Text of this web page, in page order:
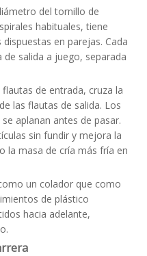
del tornillo de
habituales, tiene
en parejas. Cada
salida a juego, separada
de entrada, cruza la
las flautas de salida. Los
aplanan antes de pasar.
sin fundir y mejora la
la masa de cría más fría en
un colador que como
de plástico
hacia adelante,